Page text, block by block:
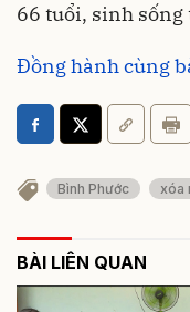
66 tuổi, sinh sống
Đồng hành cùng
Bình Phước xóa
BÀI LIÊN QUAN